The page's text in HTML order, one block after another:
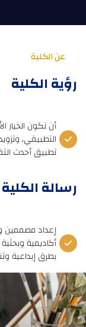
عن الكلية
رؤية الكلية
أن نكون الخيار
التطبيقي،
تطبيق أحدث
رسالة الكلية
إعداد مصممين
أكاديمية
بطرق إبداعية